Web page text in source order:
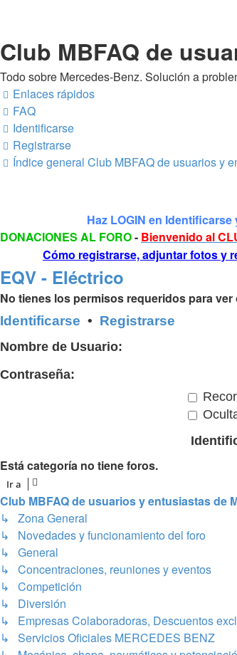
Club MBFAQ de
Todo sobre Mercedes-Benz. Solución a
Enlaces rápidos
FAQ
Identificarse
Registrarse
Índice general Club MBFAQ de usuarios y
Haz LOGIN en
DONACIONES AL FORO- Bienvenido al
Cómo registrarse, adjuntar fotos y
EQV - Eléctrico
No tienes los permisos requeridos para ver
Identificarse • Registrarse
Nombre de Usuario:
Contraseña:
Está categoría no tiene foros.
Ir a
Club MBFAQ de usuarios y entusiastas de
↳ Zona General
↳ Novedades y funcionamiento del foro
↳ General
↳ Concentraciones, reuniones y eventos
↳ Competición
↳ Diversión
↳ Empresas Colaboradoras, Descuentos
↳ Servicios Oficiales MERCEDES BENZ